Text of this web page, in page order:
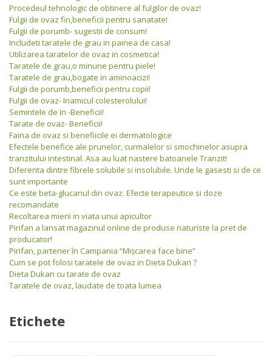
Procedeul tehnologic de obtinere al fulgilor de ovaz!
Fulgii de ovaz fin,beneficii pentru sanatate!
Fulgii de porumb- sugestii de consum!
Includeti taratele de grau in painea de casa!
Utilizarea taratelor de ovaz in cosmetica!
Taratele de grau,o minune pentru piele!
Taratele de grau,bogate in aminoacizi!
Fulgii de porumb,beneficii pentru copii!
Fulgii de ovaz- Inamicul colesterolului!
Semintele de In -Beneficii!
Tarate de ovaz- Beneficii!
Faina de ovaz si benefiicile ei dermatologice
Efectele benefice ale prunelor, curmalelor si smochinelor asupra
tranzitului intestinal. Asa au luat nastere batoanele Tranzit!
Diferenta dintre fibrele solubile si insolubile. Unde le gasesti si de ce
sunt importante
Ce este beta-glucanul din ovaz. Efecte terapeutice si doze
recomandate
Recoltarea mierii in viata unui apicultor
Pirifan a lansat magazinul online de produse naturiste la pret de
producator!
Pirifan, partener în Campania “Mişcarea face bine”
Cum se pot folosi taratele de ovaz in Dieta Dukan ?
Dieta Dukan cu tarate de ovaz
Taratele de ovaz, laudate de toata lumea
Etichete